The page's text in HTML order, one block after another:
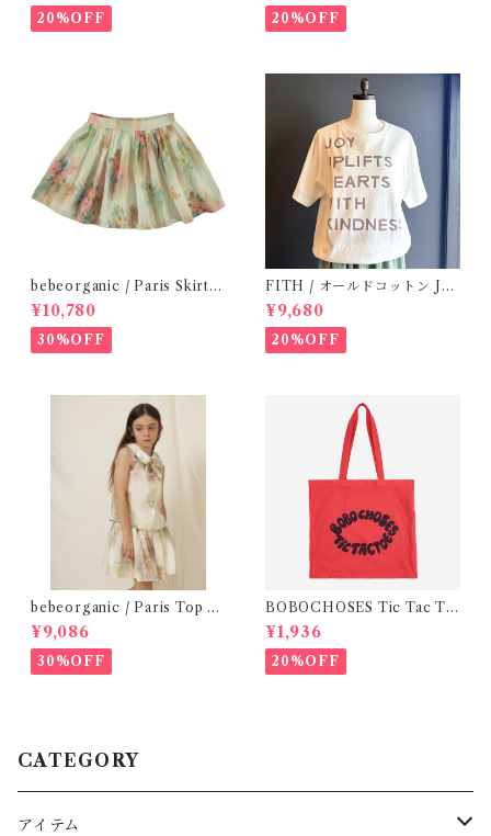
20%OFF 20%OFF
bebeorganic / Paris Skirt
Nostalgic Florals (10・12y)
¥10,780
30%OFF
FITH / オールドコットン JO
Y Tシャツ(White) / Size 2
¥9,680
20%OFF
bebeorganic / Paris Top N
ostalgic Florals (10・12y)
¥9,086
30%OFF
BOBOCHOSES Tic Tac To
e ToteBag
¥1,936
20%OFF
CATEGORY
アイテム